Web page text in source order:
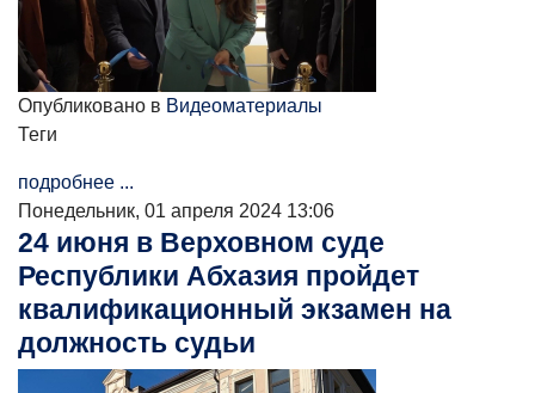
Опубликовано в Видеоматериалы
Теги
подробнее ...
Понедельник, 01 апреля 2024 13:06
24 июня в Верховном суде
Республики Абхазия пройдет
квалификационный экзамен на
должность судьи